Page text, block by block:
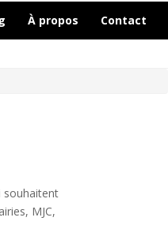
À propos Contact
souhaitent
MJC,